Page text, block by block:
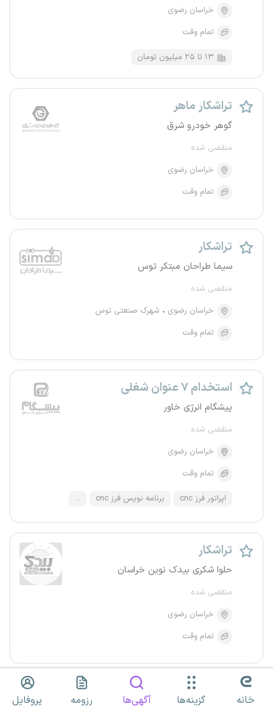
خراسان رضوی
تمام وقت
۱۳ تا ۲۵ میلیون تومان
تراشکار ماهر
گوهر خودرو شرق
منقضی شده
خراسان رضوی
تمام وقت
تراشکار
سیما طراحان مبتکر توس
منقضی شده
خراسان رضوی
شهرک صنعتی توس
تمام وقت
استخدام ۷ عنوان شغلی
پیشگام انرژی خاور
منقضی شده
خراسان رضوی
تمام وقت
اپراتور فرز cnc برنامه نویس فرز cnc ...
تراشکار
حلوا شکری بیدک نوین خراسان
منقضی شده
خراسان رضوی
تمام وقت
استخدام ۵ عنوان شغلی خانه گزینه‌ها آگهی‌ها رزومه پروفایل